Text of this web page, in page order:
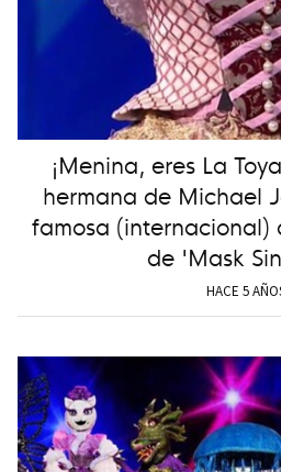
¡Menina, eres La
hermana de Michael
famosa (internacional)
de 'Mask
HACE 5